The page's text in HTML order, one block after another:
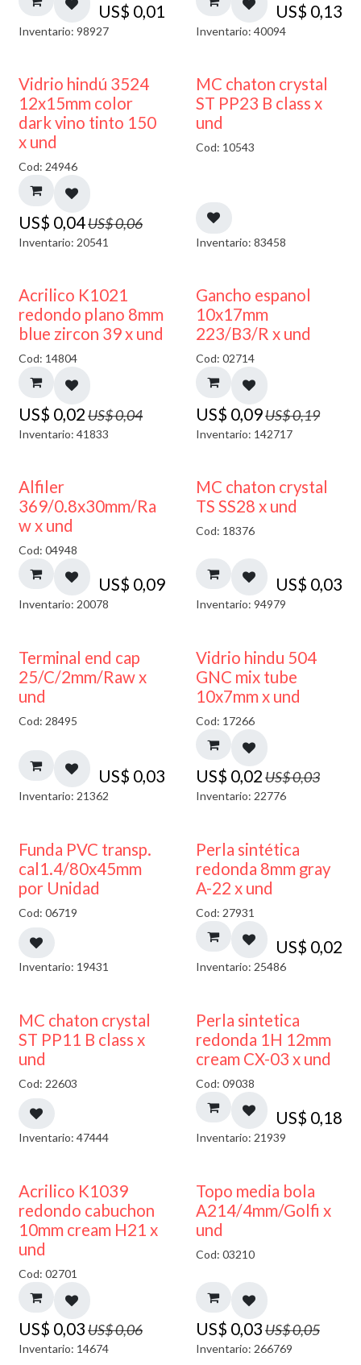
US$ 0,01
Inventario: 98927
US$ 0,13
Inventario: 40094
40% DESCUENTO
Vidrio hindú 3524
12x15mm color
dark vino tinto 150
x und
Cod: 24946
US$ 0,04US$0,06
Inventario: 20541
MC chaton crystal
ST PP23 B class x
und
Cod: 10543
Inventario: 83458
50% DESCUENTO
Acrilico K1021
redondo plano 8mm
blue zircon 39 x und
Cod: 14804
US$ 0,02US$0,04
Inventario: 41833
50% DESCUENTO
Gancho espanol
10x17mm
223/B3/R x und
Cod: 02714
US$ 0,09US$0,19
Inventario: 142717
Alfiler
369/0.8x30mm/Ra
w x und
Cod: 04948
US$ 0,09
Inventario: 20078
MC chaton crystal
TS SS28 x und
Cod: 18376
US$ 0,03
Inventario: 94979
Terminal end cap
25/C/2mm/Raw x
und
Cod: 28495
US$ 0,03
Inventario: 21362
40% DESCUENTO
Vidrio hindu 504
GNC mix tube
10x7mm x und
Cod: 17266
US$ 0,02US$0,03
Inventario: 22776
Funda PVC transp.
cal1.4/80x45mm
por Unidad
Cod: 06719
Inventario: 19431
Perla sintética
redonda 8mm gray
A-22 x und
Cod: 27931
US$ 0,02
Inventario: 25486
MC chaton crystal
ST PP11 B class x
und
Cod: 22603
Inventario: 47444
Perla sintetica
redonda 1H 12mm
cream CX-03 x und
Cod: 09038
US$ 0,18
Inventario: 21939
50% DESCUENTO
Acrilico K1039
redondo cabuchon
10mm cream H21 x
und
Cod: 02701
US$ 0,03US$0,06
Inventario: 14674
40% DESCUENTO
Topo media bola
A214/4mm/Golfi x
und
Cod: 03210
US$ 0,03US$0,05
Inventario: 266769